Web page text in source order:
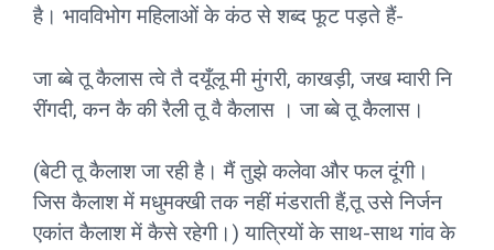
है। भावविभोग महिलाओं के कंठ से शब्द फूट पड़ते हैं-
जा ब्बे तू कैलास त्वे तै दयूँलू मी मुंगरी, काखड़ी, जख म्वारी नि
रींगदी, कन कै की रैली तू वै कैलास । जा ब्बे तू कैलास।
(बेटी तू कैलाश जा रही है। मैं तुझे कलेवा और फल दूंगी।
जिस कैलाश में मधुमक्खी तक नहीं मंडराती हैं,तू उसे निर्जन
एकांत कैलाश में कैसे रहेगी।) यात्रियों के साथ-साथ गांव के